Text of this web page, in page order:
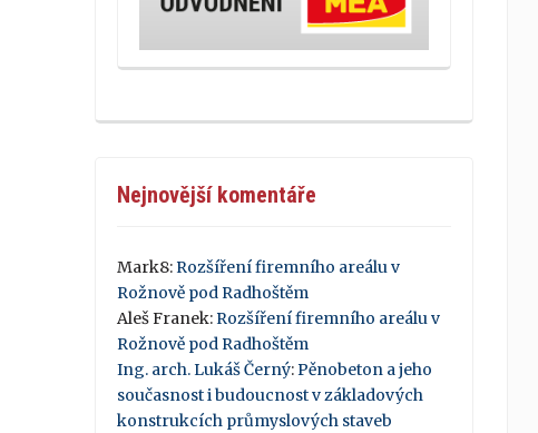
Nejnovější komentáře
Mark8:Rozšíření firemního areálu v
Rožnově pod Radhoštěm
Aleš Franek:Rozšíření firemního areálu v
Rožnově pod Radhoštěm
Ing. arch. Lukáš Černý:Pěnobeton a jeho
současnost i budoucnost v základových
konstrukcích průmyslových staveb